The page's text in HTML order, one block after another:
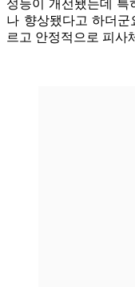
성능이 개선됐는데 특
나 향상됐다고 하더
르고 안정적으로 피사